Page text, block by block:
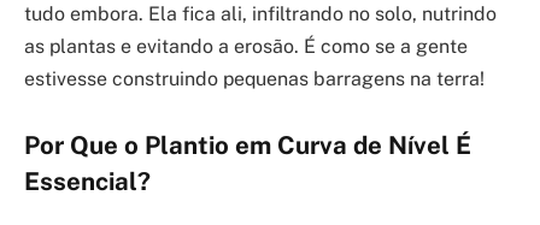
tudo embora. Ela fica ali, infiltrando no solo, nutrindo
as plantas e evitando a erosão. É como se a gente
estivesse construindo pequenas barragens na terra!
Por Que o Plantio em Curva de Nível É
Essencial?